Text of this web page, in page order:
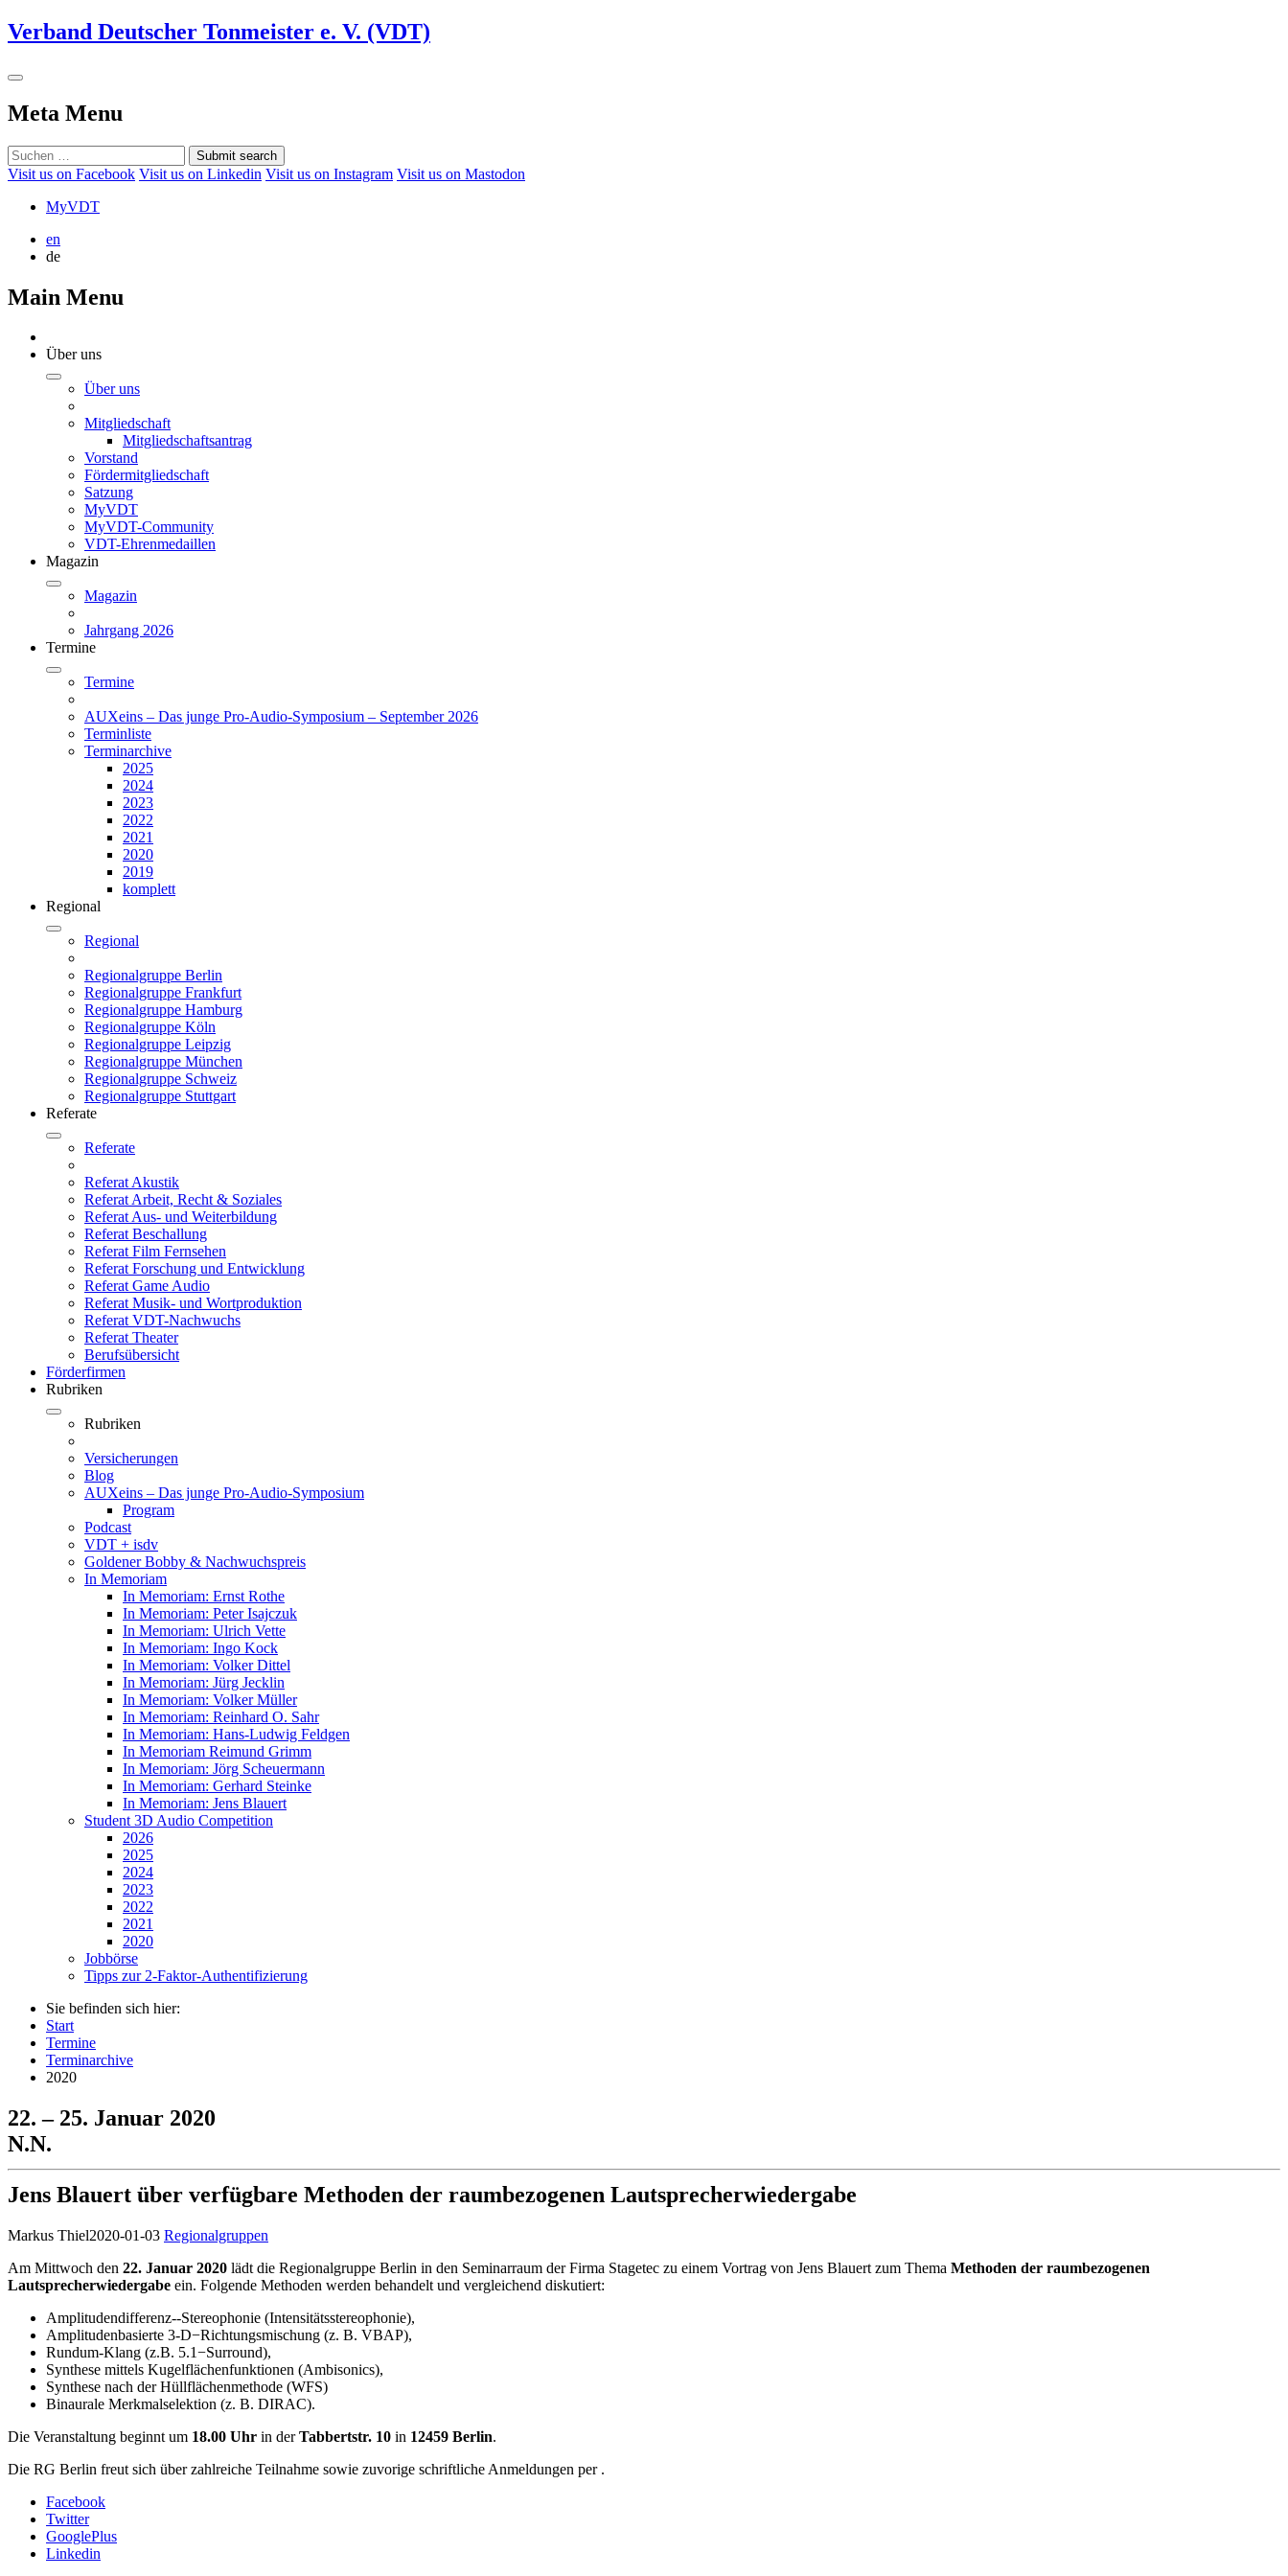
Verband Deutscher Tonmeister e. V. (VDT)
Meta Menu
Submit search
Visit us on Facebook Visit us on Linkedin Visit us on Instagram Visit us on Mastodon
MyVDT
en
de
Main Menu
Über uns
Über uns
Mitgliedschaft
Mitgliedschaftsantrag
Vorstand
Fördermitgliedschaft
Satzung
MyVDT
MyVDT-Community
VDT-Ehrenmedaillen
Magazin
Magazin
Jahrgang 2026
Termine
Termine
AUXeins – Das junge Pro-Audio-Symposium – September 2026
Terminliste
Terminarchive
2025
2024
2023
2022
2021
2020
2019
komplett
Regional
Regional
Regionalgruppe Berlin
Regionalgruppe Frankfurt
Regionalgruppe Hamburg
Regionalgruppe Köln
Regionalgruppe Leipzig
Regionalgruppe München
Regionalgruppe Schweiz
Regionalgruppe Stuttgart
Referate
Referate
Referat Akustik
Referat Arbeit, Recht & Soziales
Referat Aus- und Weiterbildung
Referat Beschallung
Referat Film Fernsehen
Referat Forschung und Entwicklung
Referat Game Audio
Referat Musik- und Wortproduktion
Referat VDT-Nachwuchs
Referat Theater
Berufsübersicht
Förderfirmen
Rubriken
Rubriken
Versicherungen
Blog
AUXeins – Das junge Pro-Audio-Symposium
Program
Podcast
VDT + isdv
Goldener Bobby & Nachwuchspreis
In Memoriam
In Memoriam: Ernst Rothe
In Memoriam: Peter Isajczuk
In Memoriam: Ulrich Vette
In Memoriam: Ingo Kock
In Memoriam: Volker Dittel
In Memoriam: Jürg Jecklin
In Memoriam: Volker Müller
In Memoriam: Reinhard O. Sahr
In Memoriam: Hans-Ludwig Feldgen
In Memoriam Reimund Grimm
In Memoriam: Jörg Scheuermann
In Memoriam: Gerhard Steinke
In Memoriam: Jens Blauert
Student 3D Audio Competition
2026
2025
2024
2023
2022
2021
2020
Jobbörse
Tipps zur 2-Faktor-Authentifizierung
Sie befinden sich hier:
Start
Termine
Terminarchive
2020
22. – 25. Januar 2020
N.N.
Jens Blauert über verfügbare Methoden der raumbezogenen Lautsprecherwiedergabe
Markus Thiel2020-01-03 Regionalgruppen
Am Mittwoch den 22. Januar 2020 lädt die Regionalgruppe Berlin in den Seminarraum der Firma Stagetec zu einem Vortrag von Jens Blauert zum Thema Methoden der raumbezogenen
Lautsprecherwiedergabe ein. Folgende Methoden werden behandelt und vergleichend diskutiert:
Amplitudendifferenz--Stereophonie (Intensitätsstereophonie),
Amplitudenbasierte 3-D−Richtungsmischung (z. B. VBAP),
Rundum-Klang (z.B. 5.1−Surround),
Synthese mittels Kugelflächenfunktionen (Ambisonics),
Synthese nach der Hüllflächenmethode (WFS)
Binaurale Merkmalselektion (z. B. DIRAC).
Die Veranstaltung beginnt um 18.00 Uhr in derTabbertstr. 10 in 12459 Berlin.
Die RG Berlin freut sich über zahlreiche Teilnahme sowie zuvorige schriftliche Anmeldungen per .
Facebook
Twitter
GooglePlus
Linkedin